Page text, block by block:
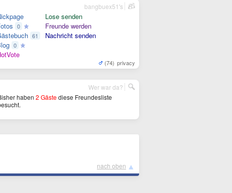
0
61
0
Lose senden
Freunde werden
Nachricht senden
(74) privacy
bangbuex51's
haben 2 Gästediese Freundesliste
Wer war da?
nach oben ▲